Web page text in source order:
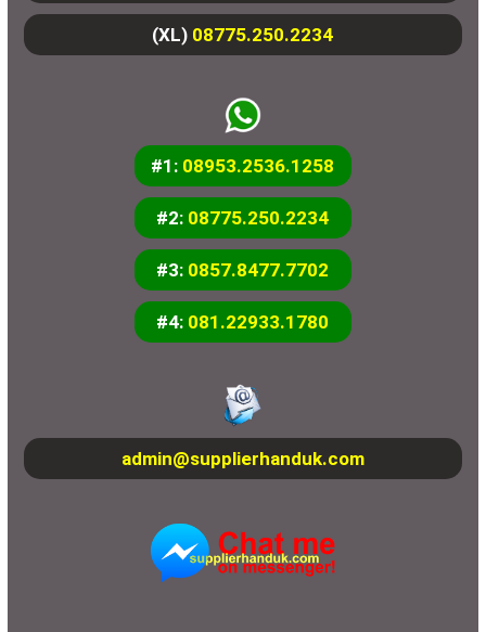
(XL) 08775.250.2234
#1: 08953.2536.1258
#2: 08775.250.2234
#3: 0857.8477.7702
#4: 081.22933.1780
admin@supplierhanduk.com